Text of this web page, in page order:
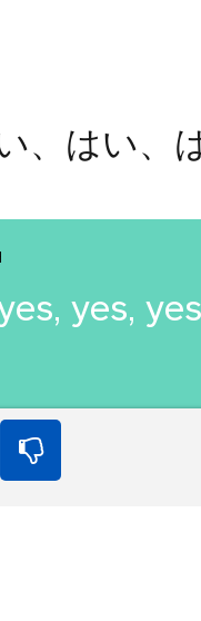
、はい、
yes,
いはいは